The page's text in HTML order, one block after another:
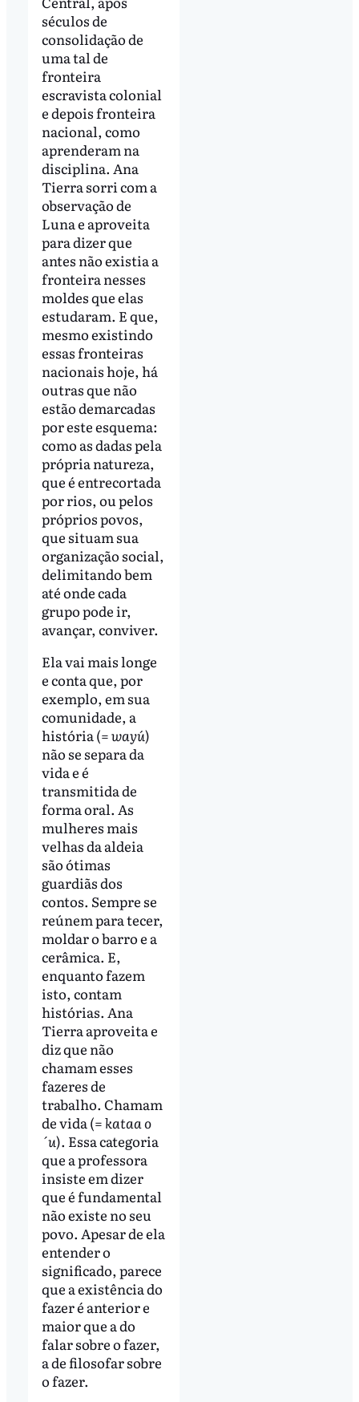
séculos de
consolidação de
uma tal de
fronteira
escravista colonial
e depois fronteira
nacional, como
aprenderam na
disciplina. Ana
Tierra sorri com a
observação de
Luna e aproveita
para dizer que
antes não existia a
fronteira nesses
moldes que elas
estudaram. E que,
mesmo existindo
essas fronteiras
nacionais hoje, há
outras que não
estão demarcadas
por este esquema:
como as dadas pela
própria natureza,
que é entrecortada
por rios, ou pelos
próprios povos,
que situam sua
organização social,
delimitando bem
até onde cada
grupo pode ir,
avançar, conviver.
Ela vai mais longe
e conta que, por
exemplo, em sua
comunidade, a
história (=wayú)
não se separa da
vida e é
transmitida de
forma oral. As
mulheres mais
velhas da aldeia
são ótimas
guardiãs dos
contos. Sempre se
reúnem para tecer,
moldar o barro e a
cerâmica. E,
enquanto fazem
isto, contam
histórias. Ana
Tierra aproveita e
diz que não
chamam esses
fazeres de
trabalho. Chamam
de vida (=kataa o
´u). Essa categoria
que a professora
insiste em dizer
que é fundamental
não existe no seu
povo. Apesar de ela
entender o
significado, parece
que a existência do
fazer é anterior e
maior que a do
falar sobre o fazer,
a de filosofar sobre
o fazer.